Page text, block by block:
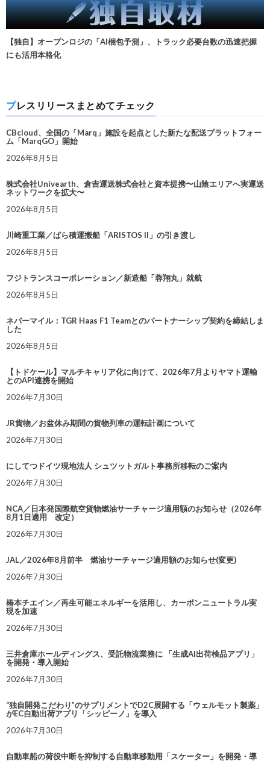
【独自】オープンロジの「AI梱包予測」、トラック必要台数の迅速把握
にも活用本格化
プレスリリースまとめてチェック
CBcloud、全国の「Marq」施設を起点とした新たな配送プラットフォー
ム「MarqGO」開始
2026年8月5日
株式会社Univearth、倉吉運送株式会社と資本提携〜山陰エリアへ実運送
ネットワークを拡大〜
2026年8月5日
川崎重工業／ばら積運搬船「ARISTOS II」の引き渡し
2026年8月5日
フジトランスコーポレーション／新造船「蓉翔丸」就航
2026年8月5日
ネバーマイル：TGR Haas F1 Teamとのパートナーシップ契約を締結しま
した
2026年8月5日
【トドケール】マルチキャリア化に向けて、2026年7月よりヤマト運輸
とのAPI連携を開始
2026年7月30日
JR貨物／お盆休み期間の貨物列車の運転計画について
2026年7月30日
にしてつドイツ現地法人 シュツットガルト事務所移転のご案内
2026年7月30日
NCA／日本発国際航空貨物燃油サーチャージ適用額のお知らせ（2026年
8月1日適用 改定）
2026年7月30日
JAL／2026年8月前半 燃油サーチャージ適用額のお知らせ(変更)
2026年7月30日
椿本チエイン／再生可能エネルギーを活用し、カーボンニュートラル実
現を加速
2026年7月30日
三井倉庫ホールディングス、受託物流業務に 「生成AI出荷検品アプリ」
を開発・導入開始
2026年7月30日
“独自開発こだわり”のサプリメントでD2C展開する「ウェルモット製薬」
がEC自動出荷アプリ「シッピーノ」を導入
2026年7月30日
自動車船の荷役中断を抑制する自動車移動用「スケーター」を開発・導